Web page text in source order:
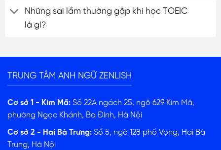
Những sai lầm thường gặp khi học TOEIC
là gì?
TRUNG TÂM ANH NGỮ ZENLISH
Cơ sở 1 - Kim Mã: Số 22A ngách 25, ngõ 629 Kim Mã,
phường Ngọc Khánh, Ba Đình, Hà Nội
Cơ sở 2 - Hai Bà Trưng: Số 5, ngõ 128 phố Vọng, Hai Bà
Trưng, Hà Nội